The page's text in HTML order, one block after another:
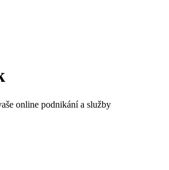
online podnikání a služby